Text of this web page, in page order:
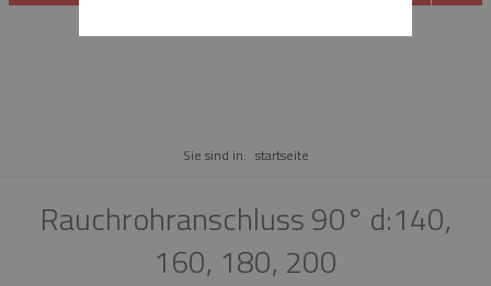
Sie sind in: startseite
Rauchrohranschluss 90° d:140,
160, 180, 200